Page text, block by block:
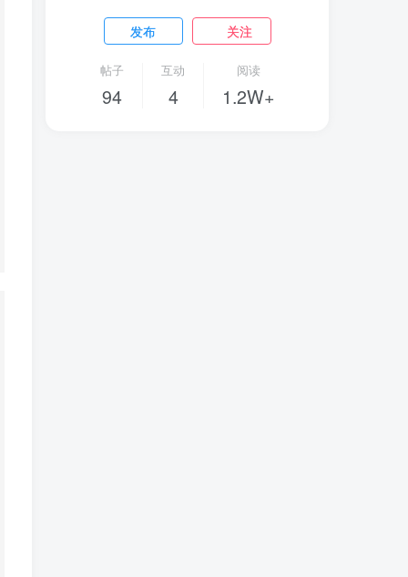
发布 关注
帖子
94
互动
4
阅读
1.2W+